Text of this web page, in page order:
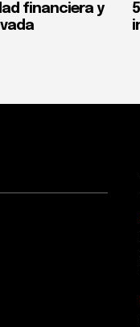
financiera y